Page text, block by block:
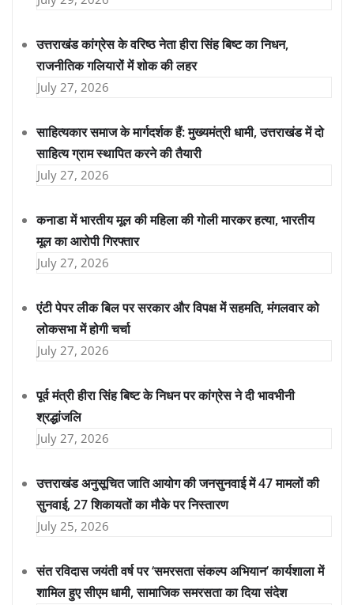
उत्तराखंड कांग्रेस के वरिष्ठ नेता हीरा सिंह बिष्ट का निधन,
राजनीतिक गलियारों में शोक की लहर
July 27, 2026
साहित्यकार समाज के मार्गदर्शक हैं: मुख्यमंत्री धामी, उत्तराखंड में दो
साहित्य ग्राम स्थापित करने की तैयारी
July 27, 2026
कनाडा में भारतीय मूल की महिला की गोली मारकर हत्या, भारतीय
मूल का आरोपी गिरफ्तार
July 27, 2026
एंटी पेपर लीक बिल पर सरकार और विपक्ष में सहमति, मंगलवार को
लोकसभा में होगी चर्चा
July 27, 2026
पूर्व मंत्री हीरा सिंह बिष्ट के निधन पर कांग्रेस ने दी भावभीनी
श्रद्धांजलि
July 27, 2026
उत्तराखंड अनुसूचित जाति आयोग की जनसुनवाई में 47 मामलों की
सुनवाई, 27 शिकायतों का मौके पर निस्तारण
July 25, 2026
संत रविदास जयंती वर्ष पर ‘समरसता संकल्प अभियान’ कार्यशाला में
शामिल हुए सीएम धामी, सामाजिक समरसता का दिया संदेश